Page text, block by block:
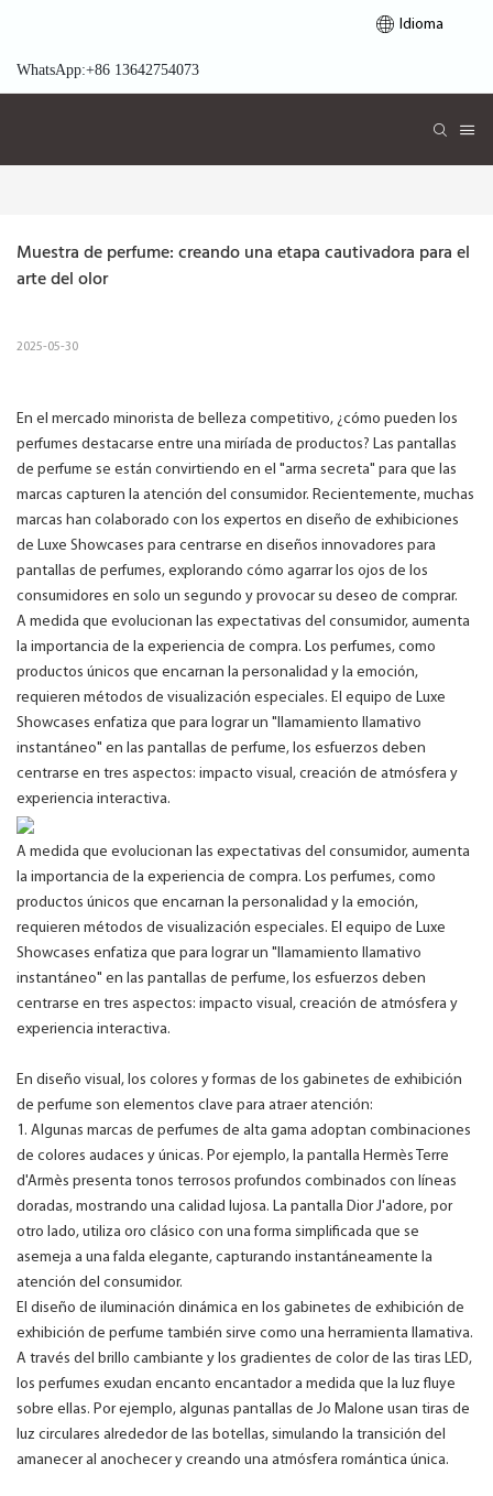
Idioma
WhatsApp:+86 13642754073
Muestra de perfume: creando una etapa cautivadora para el
arte del olor
2025-05-30
En el mercado minorista de belleza competitivo, ¿cómo pueden los
perfumes destacarse entre una miríada de productos? Las pantallas
de perfume se están convirtiendo en el "arma secreta" para que las
marcas capturen la atención del consumidor. Recientemente, muchas
marcas han colaborado con los expertos en diseño de exhibiciones
de Luxe Showcases para centrarse en diseños innovadores para
pantallas de perfumes, explorando cómo agarrar los ojos de los
consumidores en solo un segundo y provocar su deseo de comprar.
A medida que evolucionan las expectativas del consumidor, aumenta
la importancia de la experiencia de compra. Los perfumes, como
productos únicos que encarnan la personalidad y la emoción,
requieren métodos de visualización especiales. El equipo de Luxe
Showcases enfatiza que para lograr un "llamamiento llamativo
instantáneo" en las pantallas de perfume, los esfuerzos deben
centrarse en tres aspectos: impacto visual, creación de atmósfera y
experiencia interactiva.
A medida que evolucionan las expectativas del consumidor, aumenta
la importancia de la experiencia de compra. Los perfumes, como
productos únicos que encarnan la personalidad y la emoción,
requieren métodos de visualización especiales. El equipo de Luxe
Showcases enfatiza que para lograr un "llamamiento llamativo
instantáneo" en las pantallas de perfume, los esfuerzos deben
centrarse en tres aspectos: impacto visual, creación de atmósfera y
experiencia interactiva.
En diseño visual, los colores y formas de los gabinetes de exhibición
de perfume son elementos clave para atraer atención:
1. Algunas marcas de perfumes de alta gama adoptan combinaciones
de colores audaces y únicas. Por ejemplo, la pantalla Hermès Terre
d'Armès presenta tonos terrosos profundos combinados con líneas
doradas, mostrando una calidad lujosa. La pantalla Dior J'adore, por
otro lado, utiliza oro clásico con una forma simplificada que se
asemeja a una falda elegante, capturando instantáneamente la
atención del consumidor.
El diseño de iluminación dinámica en los gabinetes de exhibición de
exhibición de perfume también sirve como una herramienta llamativa.
A través del brillo cambiante y los gradientes de color de las tiras LED,
los perfumes exudan encanto encantador a medida que la luz fluye
sobre ellas. Por ejemplo, algunas pantallas de Jo Malone usan tiras de
luz circulares alrededor de las botellas, simulando la transición del
amanecer al anochecer y creando una atmósfera romántica única.